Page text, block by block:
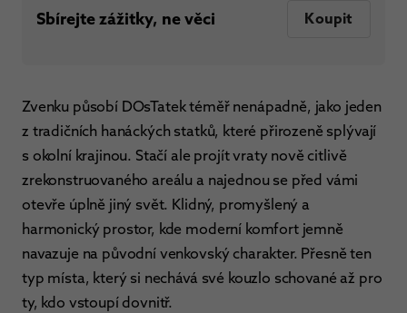
Sbírejte zážitky, ne věci Koupit
Zvenku působí DOsTatek téměř nenápadně, jako jeden
z tradičních hanáckých statků, které přirozeně splývají
s okolní krajinou. Stačí ale projít vraty nově citlivě
zrekonstruovaného areálu a najednou se před vámi
otevře úplně jiný svět. Klidný, promyšlený a
harmonický prostor, kde moderní komfort jemně
navazuje na původní venkovský charakter. Přesně ten
typ místa, který si nechává své kouzlo schované až pro
ty, kdo vstoupí dovnitř.